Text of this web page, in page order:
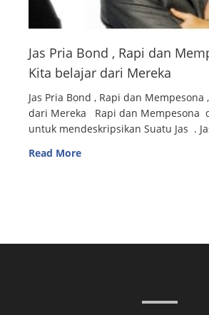
Jas Pria Bond , Rapi dan
Kita belajar dari Mereka
Jas Pria Bond , Rapi dan
dari Mereka Rapi dan Mempesona
untuk mendeskripsikan Suatu Jas .
Read More